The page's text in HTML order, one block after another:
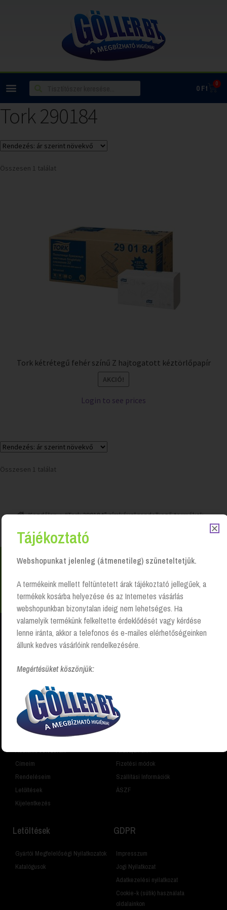
0Ft 0
Tork 290184
Összesen 1 találat
Tork kétrétegű fehér színű Z hajtogatott kéztörlőpapír
AKCIÓ!
Login to see prices
Összesen 1 találat
Kezdőlap “Tork 290184” címkével rendelkező termékek
péntekig 8:00 -17:00 +36 20 223 8470
komplett szolgáltatások nyújtásával, széles választék, magas
Vásárlói fiók
Adataim, Jelszavam
Címeim
Rendeléseim
Letöltések
Kijelentkezés
Információk
Állásajánlatok
Fizetési módok
Szállítási Információk
ÁSZF
Letöltések
Gyártói Megfelelőségi Nyilatkozatok
Katalógusok
GDPR
Impresszum
Jogi Nyilatkozat
Adatkezelési nyilatkozat
Cookie-k (sütik) használata
oldalainkon
Tájékoztató
Webshopunkat jelenleg (átmenetileg) szüneteltetjük.
A termékeink mellett feltüntetett árak tájékoztató jellegűek, a
termékek kosárba helyezése és az Internetes vásárlás
webshopunkban bizonytalan ideig nem lehetséges. Ha
valamelyik termékünk felkeltette érdeklődését vagy kérdése
lenne iránta, akkor a telefonos és e-mailes elérhetőségeinken
állunk kedves vásárlóink rendelkezésére.
Megértésüket köszönjük: